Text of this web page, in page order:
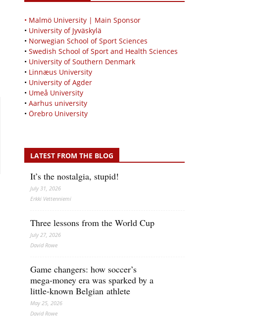
• Malmö University | Main Sponsor
• University of Jyväskylä
• Norwegian School of Sport Sciences
• Swedish School of Sport and Health Sciences
• University of Southern Denmark
• Linnæus University
• University of Agder
• Umeå University
• Aarhus university
• Örebro University
LATEST FROM THE BLOG
It’s the nostalgia, stupid!
July 31, 2026
Erkki Vetten­­niemi
Three lessons from the World Cup
July 27, 2026
David Rowe
Game changers: how soccer’s
mega‑money era was sparked by a
little‑known Belgian athlete
May 25, 2026
David Rowe